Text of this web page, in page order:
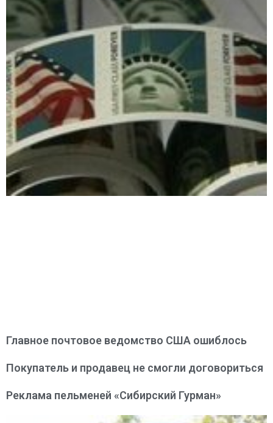
Главное почтовое ведомство США ошиблось
Покупатель и продавец не смогли договориться
Реклама пельменей «Сибирский Гурман»